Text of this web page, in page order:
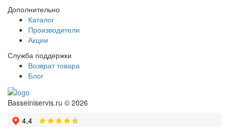
Дополнительно
Каталог
Производители
Акции
Служба поддержки
Возврат товара
Блог
Basseiniservis.ru © 2026